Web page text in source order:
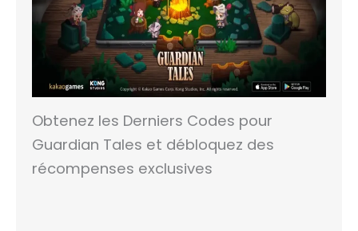
Obtenez les Derniers Codes pour
Guardian Tales et débloquez des
récompenses exclusives